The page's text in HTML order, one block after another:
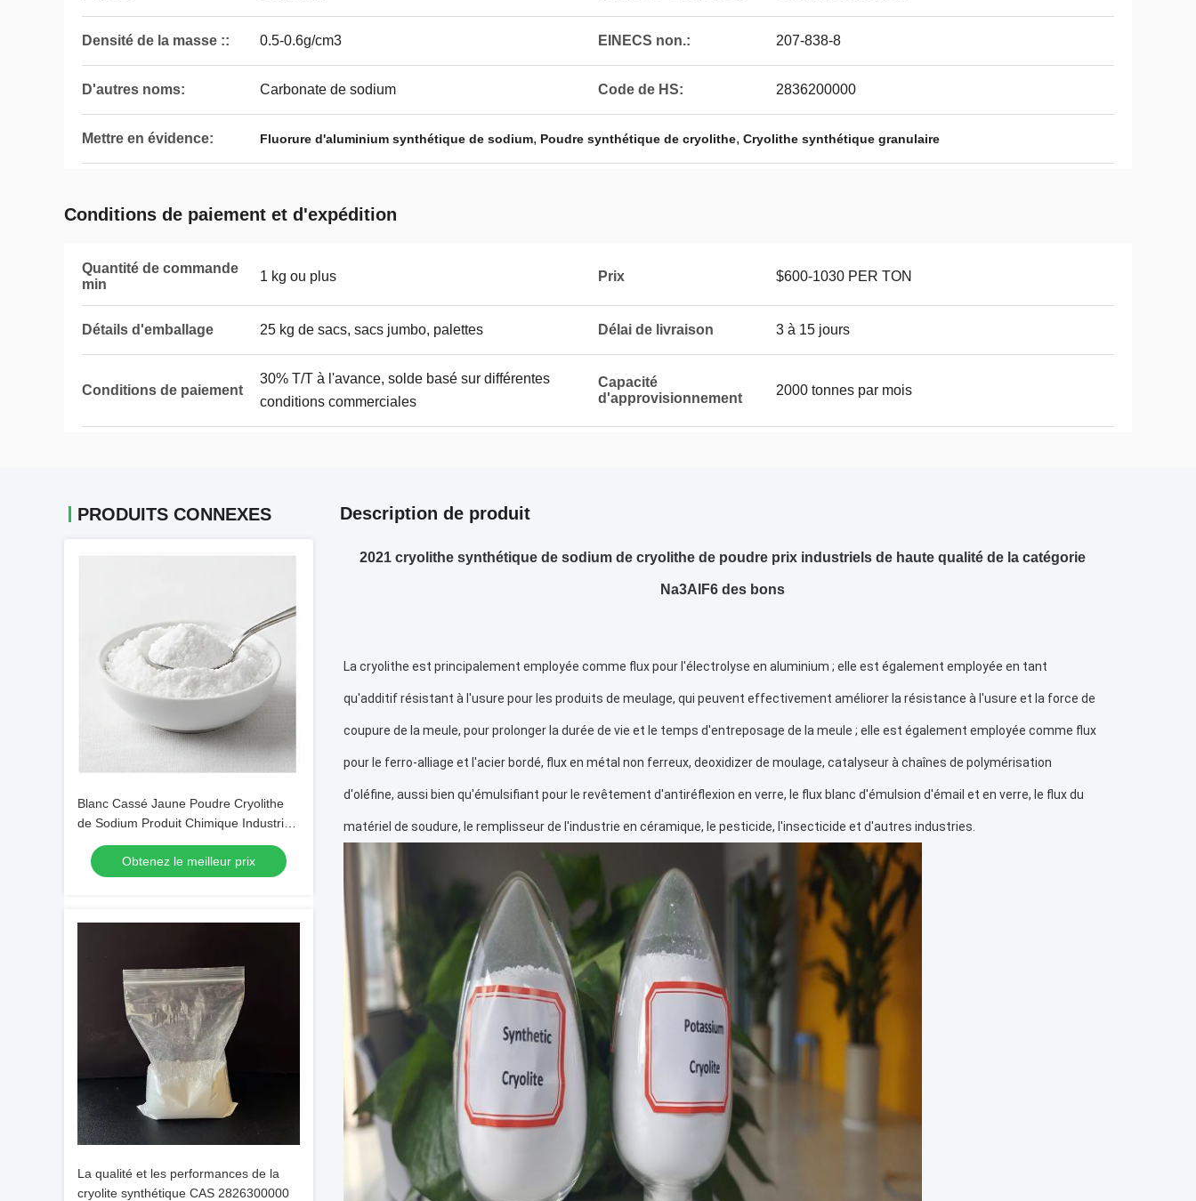
Densité de la masse :: 0.5-0.6g/cm3 EINECS non.: 207-838-8
D'autres noms: Carbonate de sodium Code de HS: 2836200000
Mettre en évidence: Fluorure d'aluminium synthétique de sodium, Poudre synthétique de cryolithe, Cryolithe synthétique granulaire
Conditions de paiement et d'expédition
Quantité de commande
min
1 kg ou plus Prix $600-1030 PER TON
Détails d'emballage 25 kg de sacs, sacs jumbo, palettes Délai de livraison 3 à 15 jours
Conditions de paiement
30% T/T à l'avance, solde basé sur différentes
conditions commerciales
Capacité
d'approvisionnement
2000 tonnes par mois
PRODUITS CONNEXES
Blanc Cassé Jaune Poudre Cryolithe
de Sodium Produit Chimique Industriel
avec un Poids Moléculaire de 209,94
Obtenez le meilleur prix
La qualité et les performances de la
cryolite synthétique CAS 2826300000
Description de produit
2021 cryolithe synthétique de sodium de cryolithe de poudre prix industriels de haute qualité de la catégorie
Na3AlF6 des bons
La cryolithe est principalement employée comme flux pour l'électrolyse en aluminium ; elle est également employée en tant
qu'additif résistant à l'usure pour les produits de meulage, qui peuvent effectivement améliorer la résistance à l'usure et la force de
coupure de la meule, pour prolonger la durée de vie et le temps d'entreposage de la meule ; elle est également employée comme flux
pour le ferro-alliage et l'acier bordé, flux en métal non ferreux, deoxidizer de moulage, catalyseur à chaînes de polymérisation
d'oléfine, aussi bien qu'émulsifiant pour le revêtement d'antiréflexion en verre, le flux blanc d'émulsion d'émail et en verre, le flux du
matériel de soudure, le remplisseur de l'industrie en céramique, le pesticide, l'insecticide et d'autres industries.